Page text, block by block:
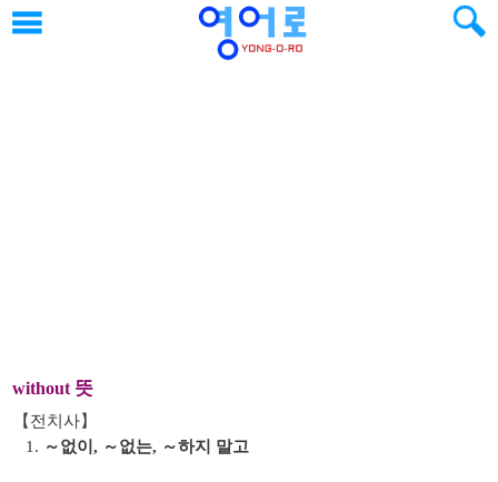
without뜻
【전치사】
1. ～없이, ～없는, ～하지 말고